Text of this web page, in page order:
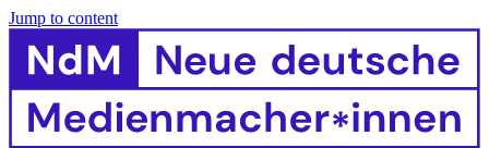
Jump to content